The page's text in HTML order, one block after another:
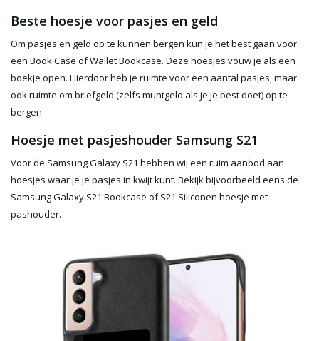
Beste hoesje voor pasjes en geld
Om pasjes en geld op te kunnen bergen kun je het best gaan voor
een Book Case of Wallet Bookcase. Deze hoesjes vouw je als een
boekje open. Hierdoor heb je ruimte voor een aantal pasjes, maar
ook ruimte om briefgeld (zelfs muntgeld als je je best doet) op te
bergen.
Hoesje met pasjeshouder Samsung S21
Voor de Samsung Galaxy S21 hebben wij een ruim aanbod aan
hoesjes waar je je pasjes in kwijt kunt. Bekijk bijvoorbeeld eens de
Samsung Galaxy S21 Bookcase of S21 Siliconen hoesje met
pashouder.